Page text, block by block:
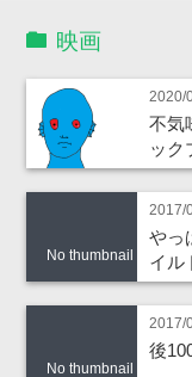
映画
2020/
不気
ック
No thumbnail
2017/
やっ
イル
No thumbnail
2017/
後